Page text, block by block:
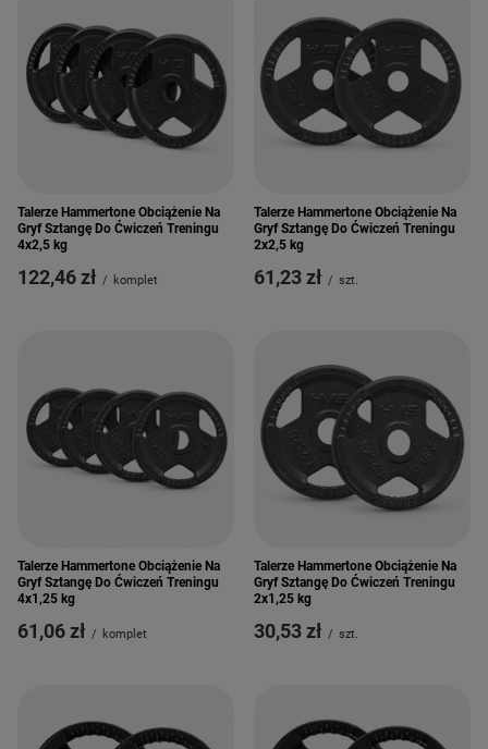
Talerze Hammertone Obciążenie Na
Gryf Sztangę Do Ćwiczeń Treningu
4x2,5 kg
122,46 zł / komplet
Talerze Hammertone Obciążenie Na
Gryf Sztangę Do Ćwiczeń Treningu
2x2,5 kg
61,23 zł / szt.
Talerze Hammertone Obciążenie Na
Gryf Sztangę Do Ćwiczeń Treningu
4x1,25 kg
61,06 zł / komplet
Talerze Hammertone Obciążenie Na
Gryf Sztangę Do Ćwiczeń Treningu
2x1,25 kg
30,53 zł / szt.